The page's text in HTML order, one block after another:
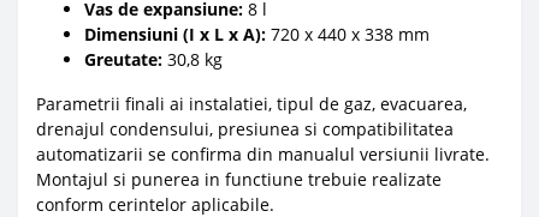
Vas de expansiune: 8 l
Dimensiuni (I x L x A): 720 x 440 x 338 mm
Greutate: 30,8 kg
Parametrii finali ai instalatiei, tipul de gaz, evacuarea,
drenajul condensului, presiunea si compatibilitatea
automatizarii se confirma din manualul versiunii livrate.
Montajul si punerea in functiune trebuie realizate
conform cerintelor aplicabile.